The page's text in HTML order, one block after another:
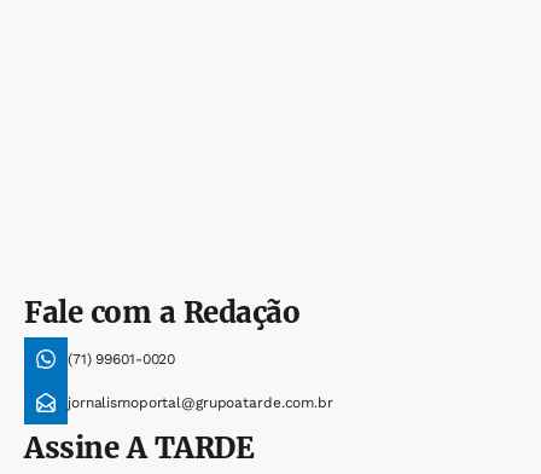
Fale com a Redação
(71) 99601-0020
jornalismoportal@grupoatarde.com.br
AssineA TARDE